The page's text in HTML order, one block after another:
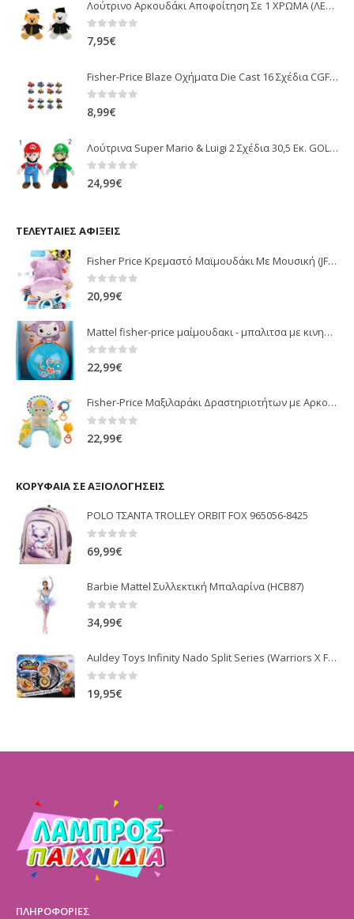
Λούτρινο Αρκουδάκι Αποφοίτηση Σε 1 ΧΡΩΜΑ (ΛΕΥΚΟ)25Εκ 1850
0out of 5
7,95€
Fisher-Price Blaze Οχήματα Die Cast 16 Σχέδια CGF20
0 out of 5
8,99€
Λούτρινα Super Mario & Luigi 2 Σχέδια 30,5 Εκ. GOL13769
0 out of 5
24,99€
ΤΕΛΕΥΤΑΊΕΣ ΑΦΊΞΕΙΣ
Fisher Price Κρεμαστό Μαϊμουδάκι Με Μουσική (JFF02)
0 out of 5
20,99€
Mattel fisher-price μαίμουδακι - μπαλιτσα με κινηση JLB95
0 out of 5
22,99€
Fisher-Price Μαξιλαράκι Δραστηριοτήτων με Αρκουδάκι (JHB44)
0 out of 5
22,99€
ΚΟΡΥΦΑΊΑ ΣΕ ΑΞΙΟΛΟΓΉΣΕΙΣ
POLO ΤΣΑΝΤΑ TROLLEY ORBIT FOX 965056-8425
0 out of 5
69,99€
Barbie Mattel Συλλεκτική Μπαλαρίνα (HCB87)
34,99€
Auldey Toys Infinity Nado Split Series (Warriors X Flame) 624600 / 624601
19,95€
ΠΛΗΡΟΦΟΡΙΕΣ